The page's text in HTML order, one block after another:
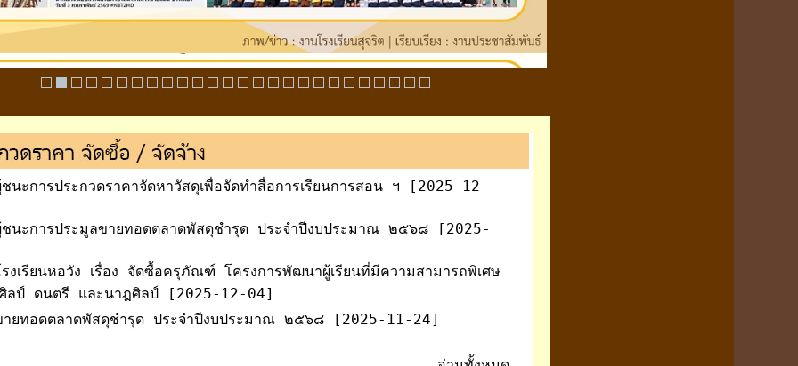
ชนะการประกวดราคาจัดหาวัสดุเพื่อจัดทำสื่อการเรียนการสอน ฯ [2025-12-
ชนะการประมูลขายทอดตลาดพัสดุชำรุด ประจำปีงบประมาณ ๒๕๖๘ [2025-
รงเรียนหอวัง เรื่อง จัดซื้อครุภัณฑ์ โครงการพัฒนาผู้เรียนที่มีความสามารถพิเศษ
ลป์ ดนตรี และนาฎศิลป์ [2025-12-04]
ายทอดตลาดพัสดุชำรุด ประจำปีงบประมาณ ๒๕๖๘ [2025-11-24]